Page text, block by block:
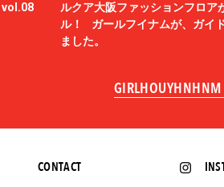
vol.08
ルクア大阪ファッションフロア
ル！ ガールフイナムが、ガイ
ました。
GIRLHOUYHNHNM
CONTACT